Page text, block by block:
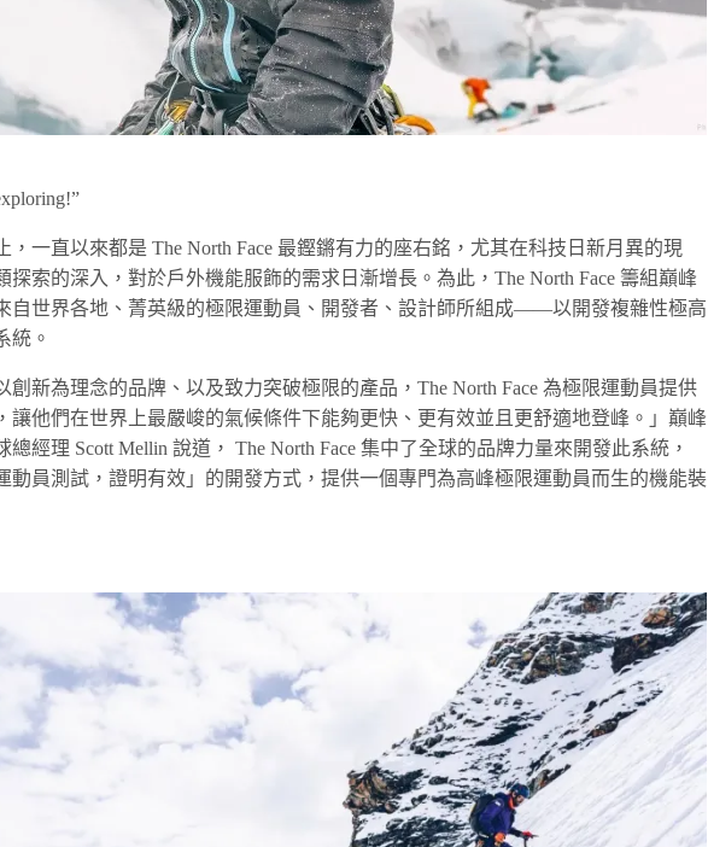
，一直以來都是 The North Face 最鏗鏘有力的座右銘，尤其在科技日新月異的現
探索的深入，對於戶外機能服飾的需求日漸增長。為此，The North Face 籌組巔峰
世界各地、菁英級的極限運動員、開發者、設計師所組成——以開發複雜性極高
統。
創新為理念的品牌、以及致力突破極限的產品，The North Face 為極限運動員提供
讓他們在世界上最嚴峻的氣候條件下能夠更快、更有效並且更舒適地登峰。」巔峰
總經理 Scott Mellin 說道， The North Face 集中了全球的品牌力量來開發此系統，
動員測試，證明有效」的開發方式，提供一個專門為高峰極限運動員而生的機能裝